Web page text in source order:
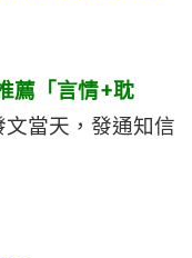
薦「言情+耽
當天，發通知信